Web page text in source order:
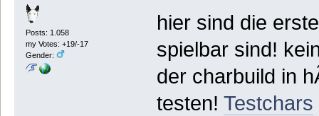
Posts: 1.058
my Votes: +19/-17
Gender:
hier sind die
spielbar sind!
der charbuild in
testen! Testchars